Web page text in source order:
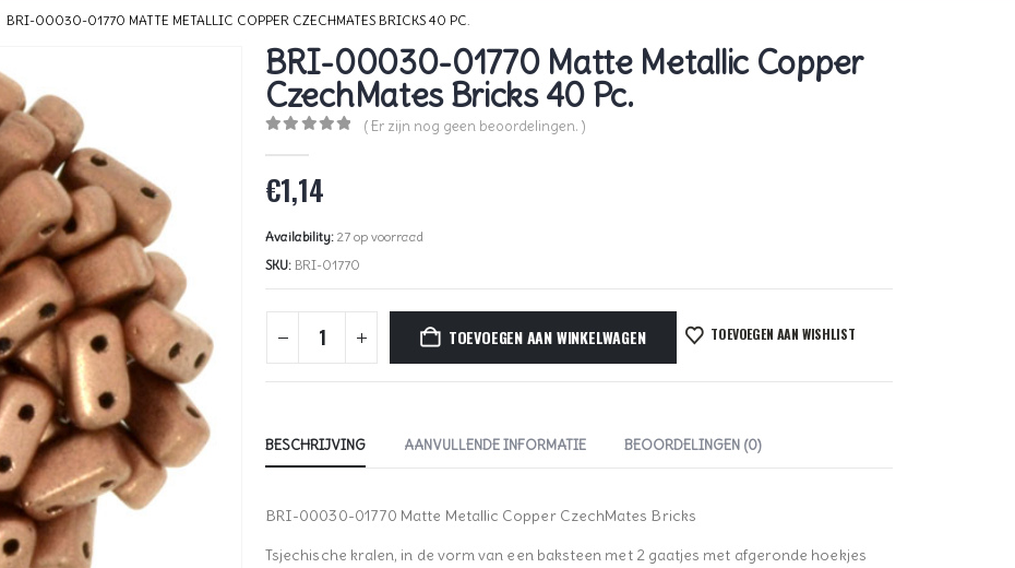
BRI-00030-01770 MATTE METALLIC COPPER CZECHMATES BRICKS 40 PC.
BRI-00030-01770 Matte Metallic Copper
CzechMates Bricks 40 Pc.
( Er zijn nog geen beoordelingen. )
€1,14
Availability: 27 op voorraad
SKU: BRI-01770
TOEVOEGEN AAN WINKELWAGEN TOEVOEGEN AAN WISHLIST
BESCHRIJVING AANVULLENDE INFORMATIE BEOORDELINGEN (0)
BRI-00030-01770 Matte Metallic Copper CzechMates Bricks
Tsjechische kralen, in de vorm van een baksteen met 2 gaatjes met afgeronde hoekjes